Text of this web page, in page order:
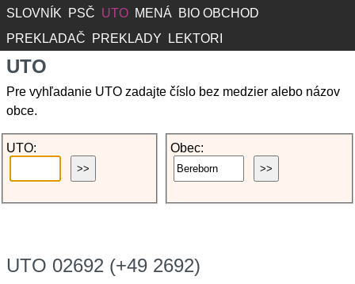
SLOVNÍK PSČ UTO MENÁ
BIO OBCHOD
PREKLADAČ
PREKLADY LEKTORI
UTO
Pre vyhľadanie UTO zadajte číslo bez medzier alebo názov
obce.
UTO: Obec:
UTO 02692 (+49 2692)